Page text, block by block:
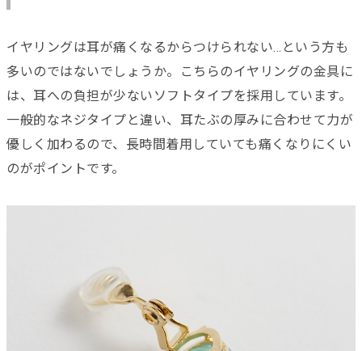
イヤリングは耳が痛くなるからつけられない...という方も
多いのではないでしょうか。こちらのイヤリングの金具に
は、耳への負担が少ないソフトタイプを採用しています。
一般的なネジタイプと違い、耳たぶの厚みに合わせて力が
優しく加わるので、長時間着用していても痛くなりにくい
のがポイントです。